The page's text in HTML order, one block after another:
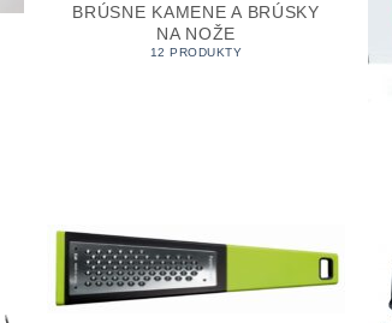
BRÚSNE KAMENE A BRÚSKY
NA NOŽE
12 PRODUKTY